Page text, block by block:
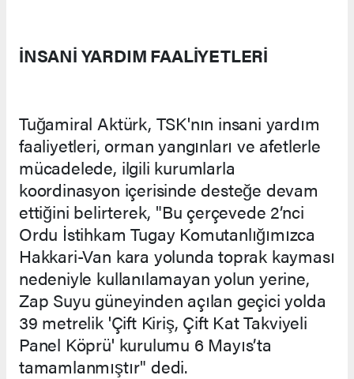
İNSANİ YARDIM FAALİYETLERİ
Tuğamiral Aktürk, TSK'nın insani yardım
faaliyetleri, orman yangınları ve afetlerle
mücadelede, ilgili kurumlarla
koordinasyon içerisinde desteğe devam
ettiğini belirterek, "Bu çerçevede 2’nci
Ordu İstihkam Tugay Komutanlığımızca
Hakkari-Van kara yolunda toprak kayması
nedeniyle kullanılamayan yolun yerine,
Zap Suyu güneyinden açılan geçici yolda
39 metrelik 'Çift Kiriş, Çift Kat Takviyeli
Panel Köprü' kurulumu 6 Mayıs’ta
tamamlanmıştır" dedi.